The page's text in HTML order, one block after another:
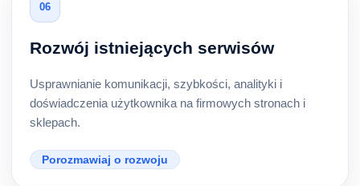
06
Rozwój istniejących serwisów
Usprawnianie komunikacji, szybkości, analityki i
doświadczenia użytkownika na firmowych stronach i
sklepach.
Porozmawiaj o rozwoju